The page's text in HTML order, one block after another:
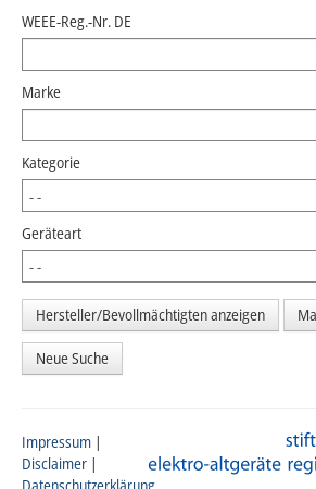
WEEE-Reg.-Nr. DE
Marke
Kategorie
Geräteart
Neue Suche
Impressum |
Disclaimer |